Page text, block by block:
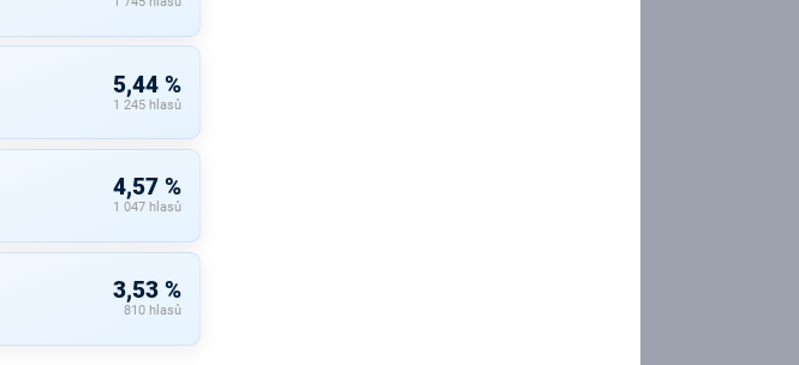
5,44 %
1 245 hlasů
4,57 %
1 047 hlasů
3,53 %
810 hlasů